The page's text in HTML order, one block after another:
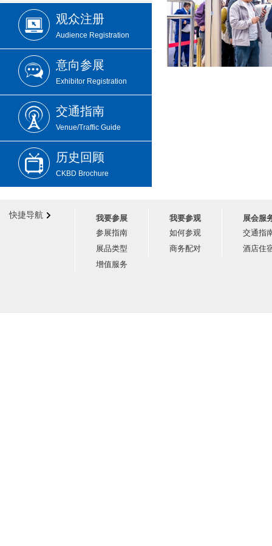
观众注册
Audience Registration
意向参展
Exhibitor Registration
交通指南
Venue/Traffic Guide
历史回顾
CKBD Brochure
快捷导航
我要参展
参展指南
展品类型
增值服务
我要参观
如何参观
商务配对
展会服
交通指
酒店住